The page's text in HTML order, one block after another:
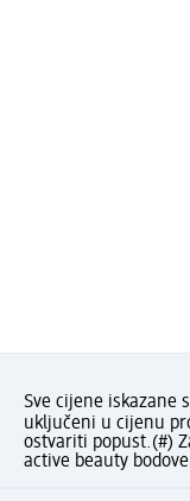
Sve cijene iskazane
uključeni u cijenu
ostvariti popust.(#)
active beauty